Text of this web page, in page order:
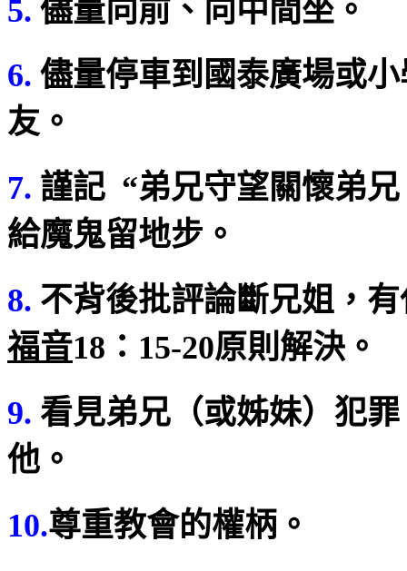
5. 儘量向前、向中間坐。
6. 儘量停車到國泰廣場或
友。
7. 謹記 “弟兄守望關懷弟
給魔鬼留地步。
8. 不背後批評論斷兄姐，
福音18 ： 15-20原則解決。
9. 看見弟兄（或姊妹）犯
他。
10.尊重教會的權柄。